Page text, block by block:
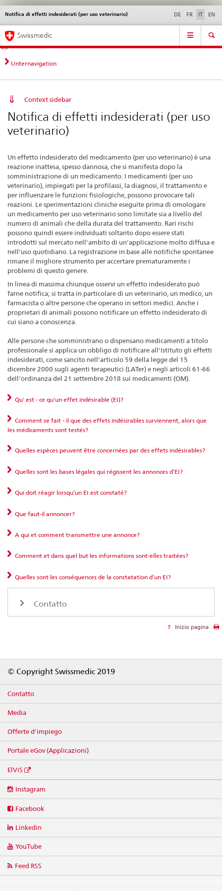
Navigazione
diretta:
novità,
aspetti
contatto
Novità &
norme
Contatto | Supporto &
aiuto
Notifica di effetti indesiderati (per uso veterinario) DE FR IT EN
Service
Navigation
Swissmedic
Unternavigation
Context sidebar
Notifica di effetti indesiderati (per uso
veterinario)
Un effetto indesiderato del medicamento (per uso veterinario) è una
reazione inattesa, spesso dannosa, che si manifesta dopo la
somministrazione di un medicamento. I medicamenti (per uso
veterinario), impiegati per la profilassi, la diagnosi, il trattamento e
per influenzare le funzioni fisiologiche, possono provocare tali
reazioni. Le sperimentazioni cliniche eseguite prima di omologare
un medicamento per uso veterinario sono limitate sia a livello del
numero di animali che della durata del trattamento. Rari rischi
possono quindi essere individuati soltanto dopo essere stati
introdotti sul mercato nell'ambito di un'applicazione molto diffusa e
nell'uso quotidiano. La registrazione in base alle notifiche spontanee
rimane il migliore strumento per accertare prematuramente i
problemi di questo genere.
In linea di massima chiunque osservi un effetto indesiderato può
farne notifica; si tratta in particolare di un veterinario, un medico, un
farmacista o altre persone che operano in settori medici. Anche i
proprietari di animali possono notificare un effetto indesiderato di
cui siano a conoscenza.
Alle persone che somministrano o dispensano medicamenti a titolo
professionale si applica un obbligo di notificare all'Istituto gli effetti
indesiderati, come sancito nell'articolo 59 della legge del 15
dicembre 2000 sugli agenti terapeutici (LATer) e negli articoli 61-66
dell'ordinanza del 21 settembre 2018 sui medicamenti (OM).
Qu' est - ce qu'un effet indésirable (EI)?
Comment se fait - il que des effets indésirables surviennent, alors que
les médicaments sont testés?
Quelles espèces peuvent être concernées par des effets indésirables?
Quelles sont les bases légales qui régissent les annonces d’EI?
Qui doit réagir lorsqu’un EI est constaté?
Que faut-il annoncer?
A qui et comment transmettre une annonce?
Comment et dans quel but les informations sont-elles traitées?
Quelles sont les conséquences de la constatation d’un EI?
Contatto
Inizio pagina
© Copyright Swissmedic 2019
Contatto
Media
Offerte d'impiego
Portale eGov (Applicazioni)
ElViS
media
Instagram
Facebook
Linkedin
YouTube
Feed RSS